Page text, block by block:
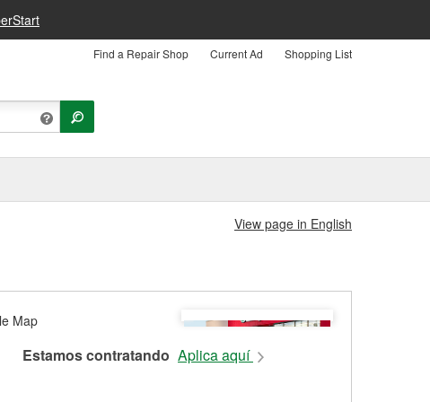
Find a Repair Shop Current Ad Shopping List
View page in English
Estamos contratando Aplica aquí